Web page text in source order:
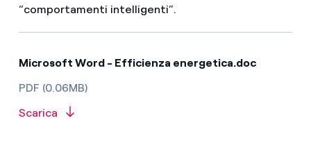
“comportamenti intelligenti”.
Microsoft Word - Efficienza energetica.doc
PDF (0.06MB)
Scarica